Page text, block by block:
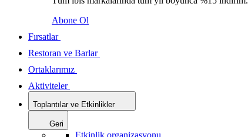
Abone Ol
Fırsatlar
Restoran ve Barlar
Ortaklarımız
Aktiviteler
Toplantılar ve Etkinlikler
Geri
Etkinlik organizasyonu